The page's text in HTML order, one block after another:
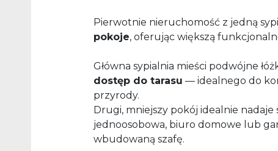
Pierwotnie nieruchomość z jedną
pokoje, oferując większą
Główna sypialnia mieści podwójne
dostęp do tarasu — idealnego do
przyrody.
Drugi, mniejszy pokój idealnie nadaje
jednoosobowa, biuro domowe lub
wbudowaną szafę.